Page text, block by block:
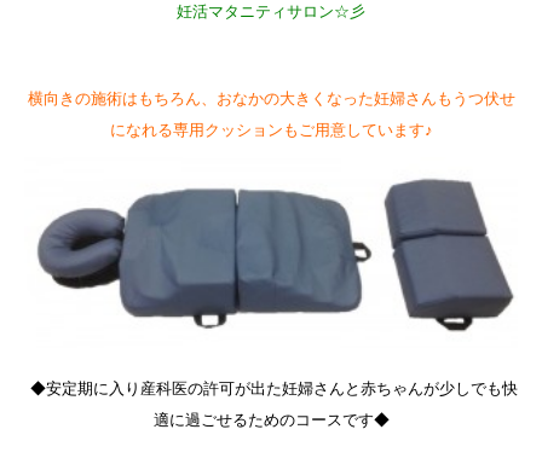
妊活マタニティサロン☆彡
横向きの施術はもちろん、おなかの大きくなった妊婦さんもうつ伏せ
になれる専用クッションもご用意しています♪
◆安定期に入り産科医の許可が出た妊婦さんと赤ちゃんが少しでも快
適に過ごせるためのコースです◆